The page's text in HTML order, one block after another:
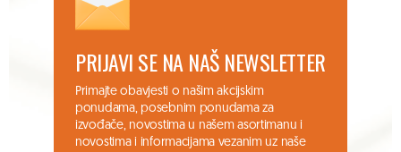
PRIJAVI SE NA NAŠ NEWSLETTER
Primajte obavjesti o našim akcijskim
ponudama, posebnim ponudama za
izvođače, novostima u našem asortimanu i
novostima i informacijama vezanim uz naše